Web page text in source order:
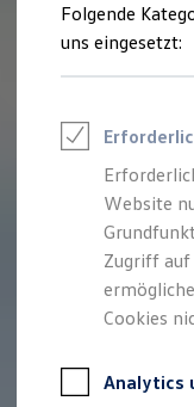
Leasing
Kfz-
Folgende
uns eingesetzt:
Website
Zugriff auf
Cookies
Analytics